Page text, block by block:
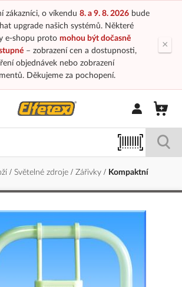
zákazníci, o víkendu 8. a 9. 8. 2026bude
upgrade našich systémů. Některé
e-shopu proto mohou být dočasně
– zobrazení cen a dostupnosti,
objednávek nebo zobrazení
Děkujeme za pochopení.
×
Přihlásit/
Světelné zdroje Zářivky Kompaktní